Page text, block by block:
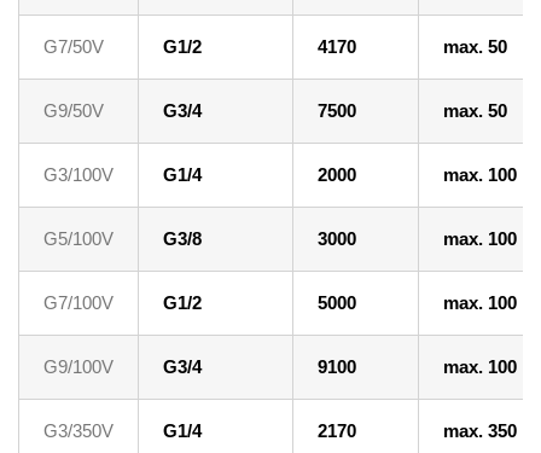
G7/50V G1/2 4170 max. 50
G9/50V G3/4 7500 max. 50
G3/100V G1/4 2000 max. 100
G5/100V G3/8 3000 max. 100
G7/100V G1/2 5000 max. 100
G9/100V G3/4 9100 max. 100
G3/350V G1/4 2170 max. 350